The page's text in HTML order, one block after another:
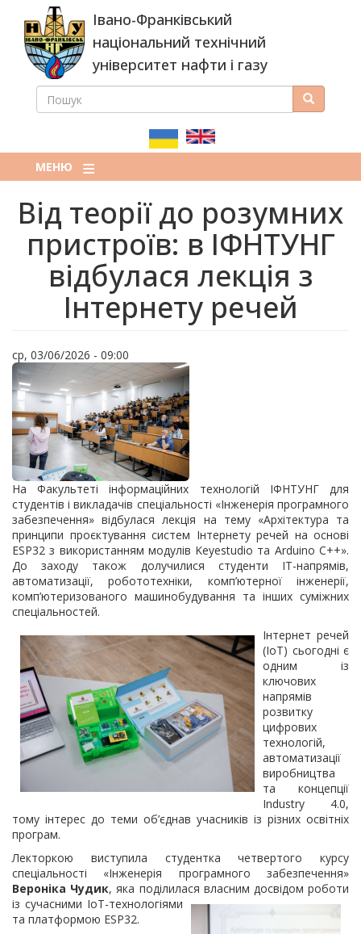
основного
вмісту
Івано-Франківський
національний технічний
університет нафти і газу
ПОШУКОВА
ПОШУК Пошук
МЕНЮ
Від теорії до розумних
пристроїв: в ІФНТУНГ
відбулася лекція з
Інтернету речей
ср, 03/06/2026 - 09:00
На Факультеті інформаційних технологій ІФНТУНГ для
студентів і викладачів спеціальності «Інженерія програмного
забезпечення» відбулася лекція на тему «Архітектура та
принципи проєктування систем Інтернету речей на основі
ESP32 з використанням модулів Keyestudio та Arduino C++».
До заходу також долучилися студенти ІТ-напрямів,
автоматизації, робототехніки, комп’ютерної інженерії,
комп’ютеризованого машинобудування та інших суміжних
спеціальностей.
Інтернет речей
(IoT) сьогодні є
одним із
ключових
напрямів
розвитку
цифрових
технологій,
автоматизації
виробництва
та концепції
Industry 4.0,
тому інтерес до теми об’єднав учасників із різних освітніх
програм.
Лекторкою виступила студентка четвертого курсу
спеціальності «Інженерія програмного забезпечення»
Вероніка Чудик, яка поділилася власним досвідом роботи
із сучасними IoT-технологіями
та платформою ESP32.